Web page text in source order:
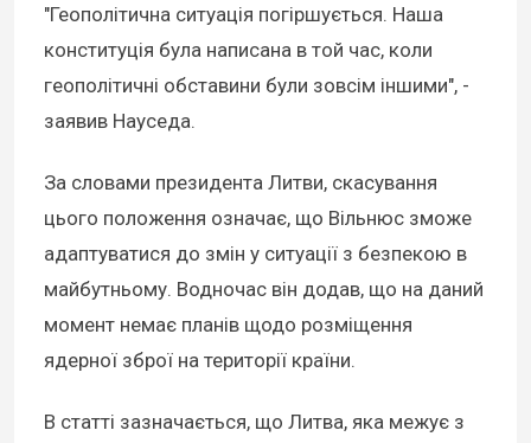
"Геополітична ситуація погіршується. Наша
конституція була написана в той час, коли
геополітичні обставини були зовсім іншими", -
заявив Науседа.
За словами президента Литви, скасування
цього положення означає, що Вільнюс зможе
адаптуватися до змін у ситуації з безпекою в
майбутньому. Водночас він додав, що на даний
момент немає планів щодо розміщення
ядерної зброї на території країни.
В статті зазначається, що Литва, яка межує з